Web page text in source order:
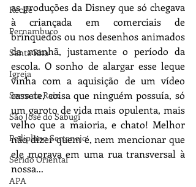
Recife
Pernambuco
Santa Rita
Igreja
Serra da Raiz
São José do Sabugí
Pediplano Sertanejo
Seridó Oriental
APA
as produções da Disney que só chegava
à criançada em comerciais de
brinquedos ou nos desenhos animados
da manhã, justamente o período da
escola. O sonho de alargar esse leque
vinha com a aquisição de um vídeo
cassete, coisa que ninguém possuía, só
um garoto de vida mais opulenta, mais
velho que a maioria, e chato! Melhor
não dizer quem é, nem mencionar que
ele morava em uma rua transversal à
nossa...